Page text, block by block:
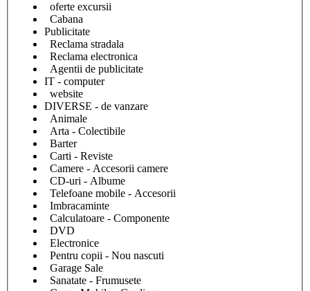
oferte excursii
Cabana
Publicitate
Reclama stradala
Reclama electronica
Agentii de publicitate
IT - computer
website
DIVERSE - de vanzare
Animale
Arta - Colectibile
Barter
Carti - Reviste
Camere - Accesorii camere
CD-uri - Albume
Telefoane mobile - Accesorii
Imbracaminte
Calculatoare - Componente
DVD
Electronice
Pentru copii - Nou nascuti
Garage Sale
Sanatate - Frumusete